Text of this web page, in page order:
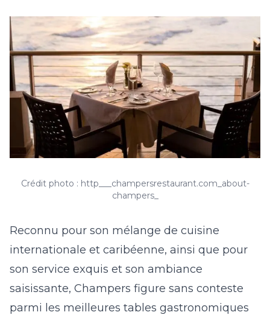
Crédit photo : http___champersrestaurant.com_about-
champers_
Reconnu pour son mélange de cuisine
internationale et caribéenne, ainsi que pour
son service exquis et son ambiance
saisissante, Champers figure sans conteste
parmi les meilleures tables gastronomiques